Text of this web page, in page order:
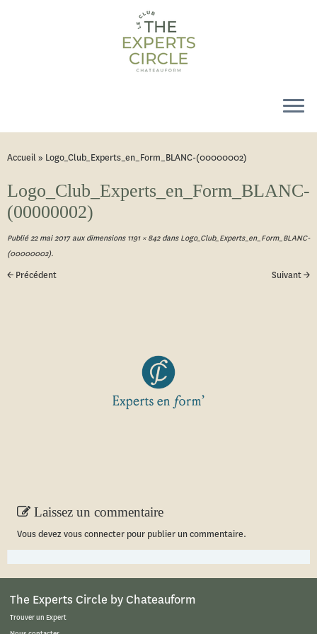
Accueil» Logo_Club_Experts_en_Form_BLANC-(00000002)
Logo_Club_Experts_en_Form_BLANC-
(00000002)
Publié 22 mai 2017aux dimensions1191 × 842dansLogo_Club_Experts_en_Form_BLANC-
(00000002).
← Précédent Suivant →
Laissez un commentaire
Vous devezvous connecter pour publier un commentaire.
The Experts Circle by Chateauform
Trouver un Expert